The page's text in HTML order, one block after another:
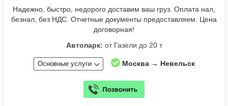
Надежно, быстро, недорого доставим ваш груз. Оплата нал,
безнал, без НДС. Отчетные документы предоставляем. Цена
договорная!
Автопарк: от Газели до 20 т
Основные услуги Москва → Невельск